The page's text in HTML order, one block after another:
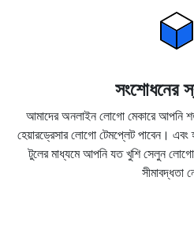
সংশোধনের
আমাদের অনলাইন লোগো মেকারে আপনি
হেয়ারড্রেসার লোগো টেমপ্লেট পাবেন।
টুলের মাধ্যমে আপনি যত খুশি সেলুন
সীমাবদ্ধতা